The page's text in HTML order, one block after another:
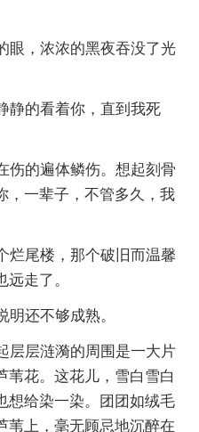
眼，浓浓的黑夜吞没了光
静的看着你，直到我死
伤的遍体鳞伤。想起刻骨
，一辈子，不管多久，我
烂尾楼，那个破旧而温馨
走了。
明还不够成熟。
层层涟漪的周围是一大片
苇花。这花儿，雪白雪白
想给染一染。团团如绒毛
苇上，毫无顾忌地沉醉在